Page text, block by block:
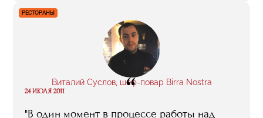
РЕСТОРАНЫ
Виталий Суслов, шеф-повар Birra Nostra
“
24 ИЮЛЯ 2011
"В один момент в процессе работы над